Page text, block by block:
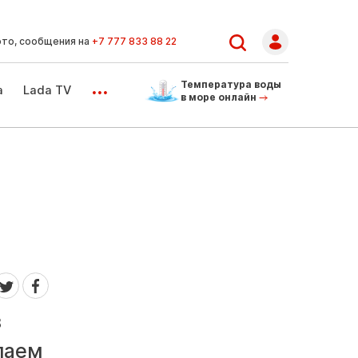
сообщения на +7 777 833 88 22
Lada TV ...
Температура воды
в море онлайн